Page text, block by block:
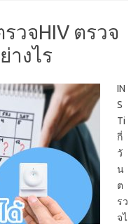
วจHIV ตรวจ
างไร
IN
S
Ti
กี่
วั
น
ต
รว
จไ